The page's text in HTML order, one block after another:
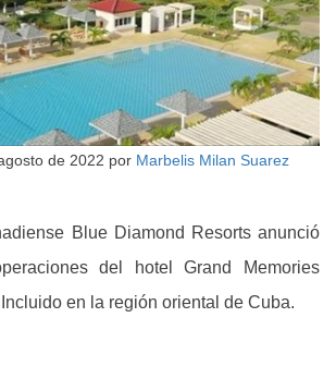
de 2022 por Marbelis Milan Suarez
Blue Diamond Resorts anunció
del hotel Grand Memories
en la región oriental de Cuba.